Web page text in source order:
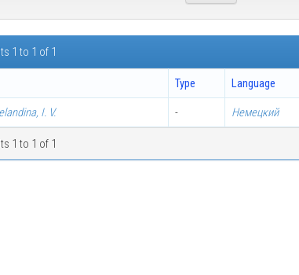
1 to 1 of 1
Type Language
I. V. - Немецкий
1 to 1 of 1